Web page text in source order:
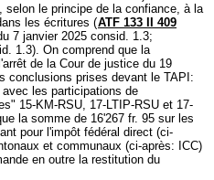
le principe de la confiance, à la
les écritures (ATF 133 II 409
7 janvier 2025 consid. 1.3;
1.3). On comprend que la
de la Cour de justice du 19
conclusions prises devant le TAPI:
les participations de
15-KM-RSU, 17-LTIP-RSU et 17-
la somme de 16'267 fr. 95 sur les
pour l'impôt fédéral direct (ci-
et communaux (ci-après: ICC)
en outre la restitution du